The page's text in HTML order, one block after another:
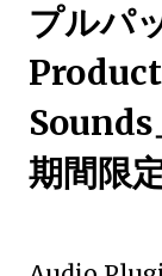
プルパ
期間限